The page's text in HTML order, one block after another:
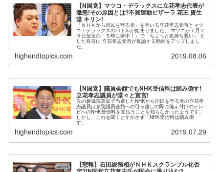
【N国党】マツコ・デラックスに立花孝志代表が
激怒!その原因とは?不買運動ピザーラ 花王 資生
堂 キリン!
「ＮＨＫから国民を守る党」を率いる立花孝志党首とマツ
コ・デラックスのバトルが始まりました。 マツコが７月２
９日放送の「５時に夢中！」で「ちょっと気持ち悪い」 と
した発言に 立花孝志党首が反論する動画をアップしまし
た。...
highendtopics.com 2019.08.06
【N国党】議員会館でもNHK受信料は踏み倒す!
立花孝志議員が堂々と宣言!
先の参議院選挙で当選したNHKから国民を守る党の立花孝
志議員は参院議員会館への引っ越しの際に備え付けのテレ
ビへのNHK受信料を支払うことを知らなかったようです。
しかし、これを聞くとすかさず「NHK受信料は踏み倒
す」...
highendtopics.com 2019.07.29
【悲報】石田総務相がＮＨＫスクランブル化否